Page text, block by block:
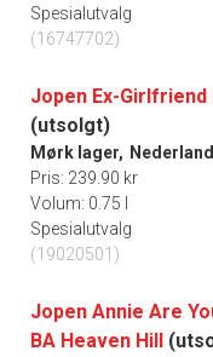
Spesialutvalg
(16747702)
Jopen Ex-Girlfriend
(utsolgt)
Mørk lager, Nederland
Pris: 239.90 kr
Volum: 0.75 l
Spesialutvalg
(19020501)
Jopen Annie Are
BA Heaven Hill